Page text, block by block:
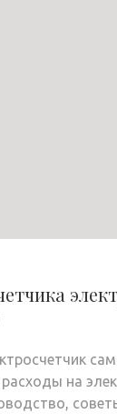
на